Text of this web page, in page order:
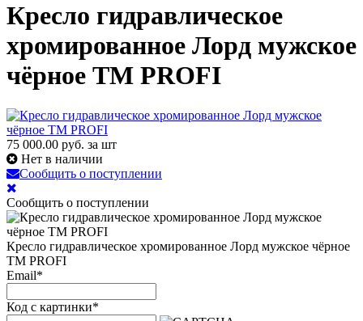
Кресло гидравлическое
хромированное Лорд мужское
чёрное TM PROFI
75 000.00 руб. за шт
Нет в наличии
Сообщить о поступлении
Сообщить о поступлении
Кресло гидравлическое хромированное Лорд мужское чёрное
TM PROFI
Email*
Код с картинки*